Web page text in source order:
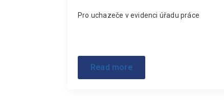
Pro uchazeče v evidenci úřadu práce
Read more